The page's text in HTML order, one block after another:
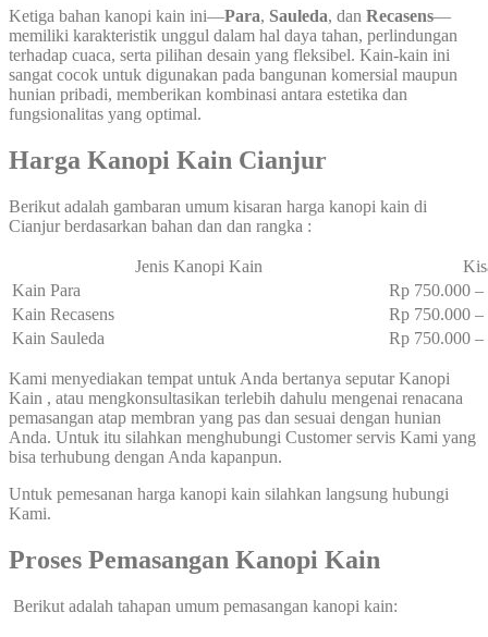
Ketiga bahan kanopi kain ini—Para, Sauleda, dan Recasens—
memiliki karakteristik unggul dalam hal daya tahan, perlindungan
terhadap cuaca, serta pilihan desain yang fleksibel. Kain-kain ini
sangat cocok untuk digunakan pada bangunan komersial maupun
hunian pribadi, memberikan kombinasi antara estetika dan
fungsionalitas yang optimal.
Harga Kanopi Kain Cianjur
Berikut adalah gambaran umum kisaran harga kanopi kain di
Cianjur berdasarkan bahan dan dan rangka :
Jenis Kanopi Kain
Kain Para
Rp 750.000
Kain Recasens
Rp 750.000
Kain Sauleda
Rp 750.000
Kami menyediakan tempat untuk Anda bertanya seputar Kanopi
Kain , atau mengkonsultasikan terlebih dahulu mengenai renacana
pemasangan atap membran yang pas dan sesuai dengan hunian
Anda. Untuk itu silahkan menghubungi Customer servis Kami yang
bisa terhubung dengan Anda kapanpun.
Untuk pemesanan harga kanopi kain silahkan langsung hubungi
Kami.
Proses Pemasangan Kanopi Kain
Berikut adalah tahapan umum pemasangan kanopi kain: